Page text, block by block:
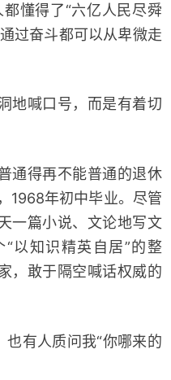
懂得了“六亿人民尽舜
过奋斗都可以从卑微走
喊口号，而是有着切
得再不能普通的退休
1968年初中毕业。尽管
一篇小说、文论地写文
以知识精英自居”的整
，敢于隔空喊话权威的
有人质问我“你哪来的